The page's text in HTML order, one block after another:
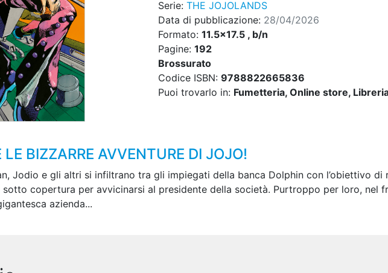
Serie: THE JOJOLANDS
Data di pubblicazione: 28/04/2026
Formato: 11.5x17.5 , b/n
Pagine: 192
Brossurato
Codice ISBN: 9788822665836
Puoi trovarlo in: Fumetteria, Online store,
BIZZARRE AVVENTURE DI JOJO!
Jodio e gli altri si infiltrano tra gli impiegati della banca Dolphin con l’obiettivo di
copertura per avvicinarsi al presidente della società. Purtroppo per loro, nel
azienda...